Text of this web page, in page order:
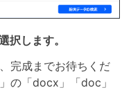
択します。
完成までお待ちくだ
の「docx」「doc」